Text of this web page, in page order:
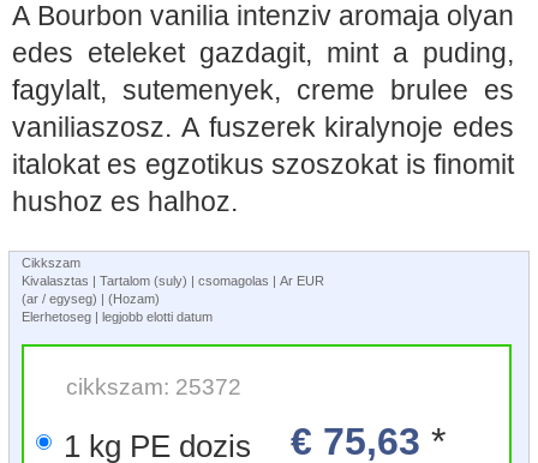
A Bourbon vanilia intenziv aromaja olyan
edes eteleket gazdagit, mint a puding,
fagylalt, sutemenyek, creme brulee es
vaniliaszosz. A fuszerek kiralynoje edes
italokat es egzotikus szoszokat is finomit
hushoz es halhoz.
Cikkszam
Kivalasztas | Tartalom (suly) | csomagolas | Ar EUR
(ar / egyseg) | (Hozam)
Elerhetoseg | legjobb elotti datum
cikkszam: 25372
1 kg PE dozis € 75,63 *